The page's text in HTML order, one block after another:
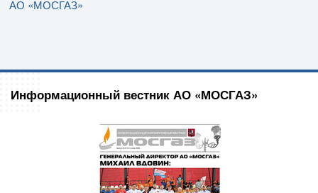
АО «МОСГАЗ»
Информационный вестник АО «МОСГАЗ»